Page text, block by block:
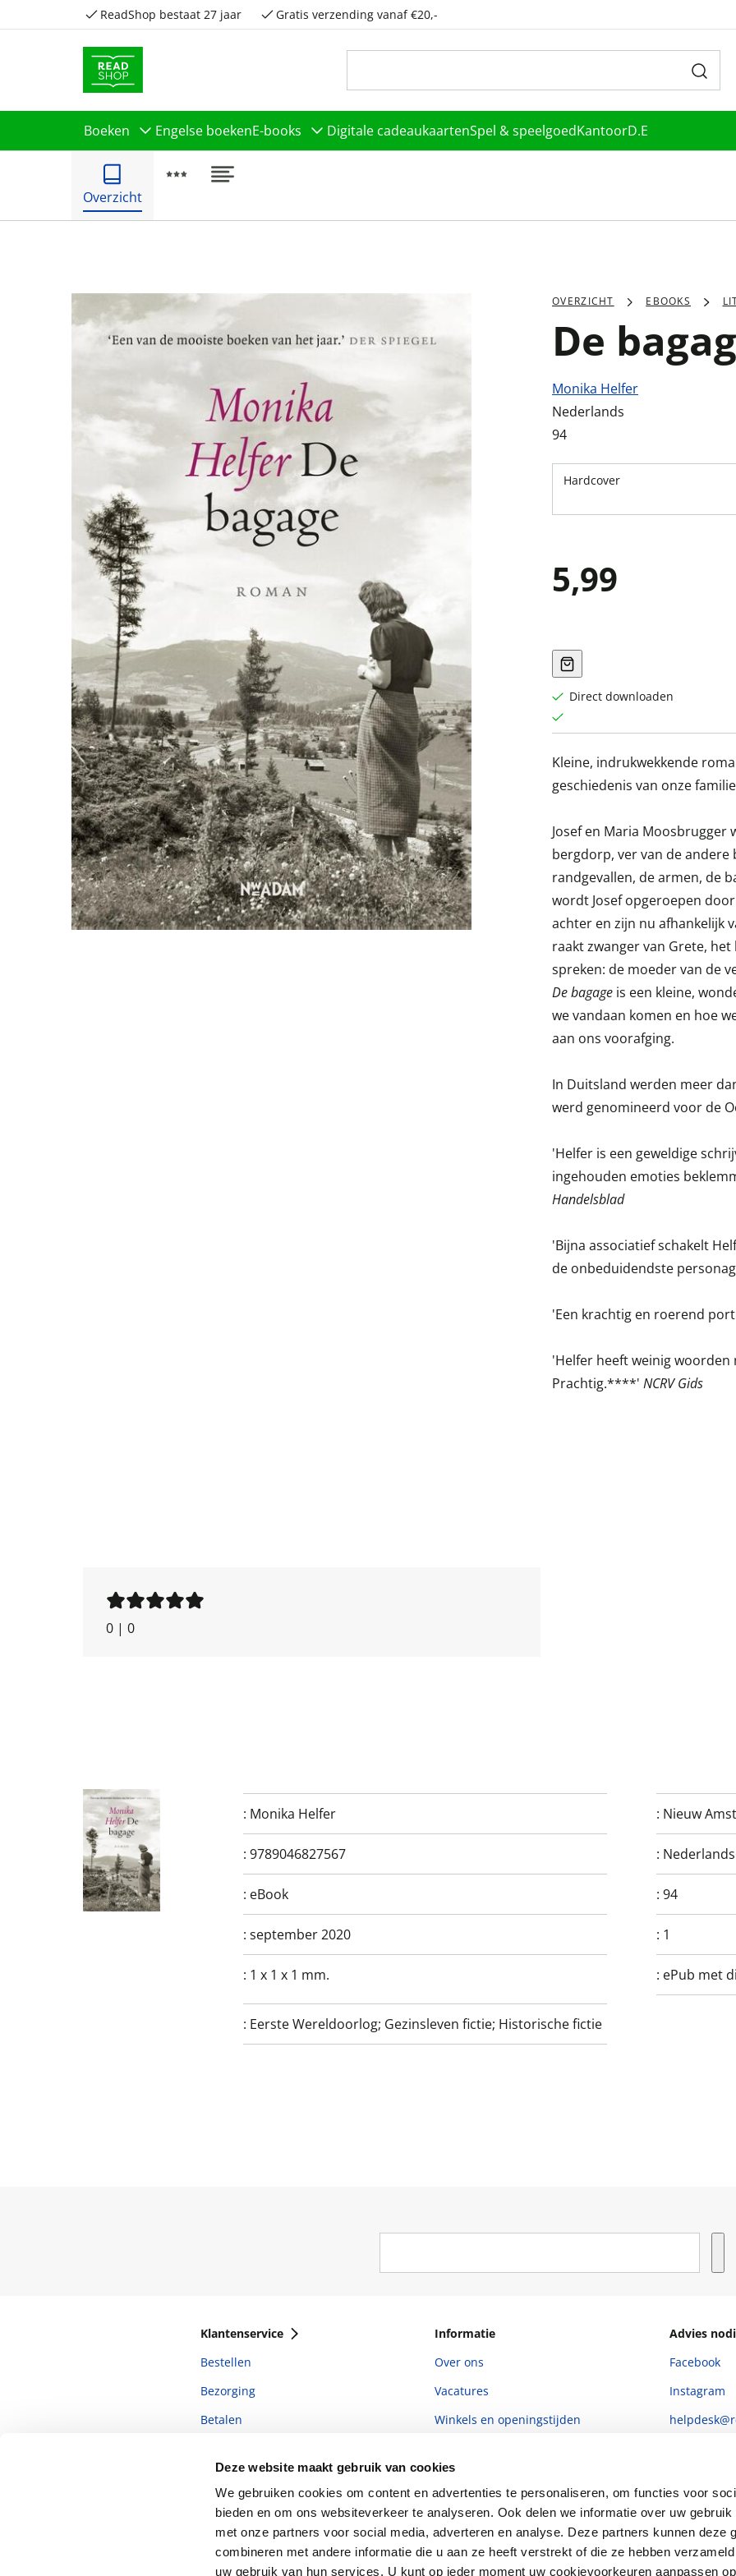
Deze website maakt gebruik van cookies
We gebruiken cookies om content en advertenties te personaliseren, om functies voor
bieden en om ons websiteverkeer te analyseren. Ook delen we informatie over uw
met onze partners voor social media, adverteren en analyse. Deze partners kunnen deze
combineren met andere informatie die u aan ze heeft verstrekt of die ze hebben
uw gebruik van hun services. U kunt op ieder moment uw cookievoorkeuren aanpassen op
ReadShop bestaat 27 jaar Gratis verzending vanaf €20,-
Boeken Engelse boekenE-books Digitale cadeaukaartenSpel & speelgoedKantoorD.E
Overzicht
OVERZICHT EBOOKS
De
Monika Helfer
Nederlands
94
Hardcover
5,99
Direct downloaden
Kleine, indrukwekkende
geschiedenis van onze
Josef en Maria
bergdorp, ver van de andere
randgevallen, de armen, de
wordt Josef opgeroepen
achter en zijn nu afhankelijk
raakt zwanger van Grete,
spreken: de moeder van de
De bagage is een kleine,
we vandaan komen en hoe
aan ons voorafging.
In Duitsland werden meer
werd genomineerd voor de
'Helfer is een geweldige
ingehouden emoties
Handelsblad
'Bijna associatief schakelt
de onbeduidendste
'Een krachtig en roerend
'Helfer heeft weinig
Prachtig.****' NCRV Gids
0 | 0
: Monika Helfer : Nieuw
: 9789046827567 : Nederlands
: eBook :94
: september 2020 : 1
: 1 x 1 x 1 mm. : ePub met
: Eerste Wereldoorlog; Gezinsleven fictie; Historische fictie
Klantenservice
Bestellen
Bezorging
Betalen
Veelgestelde vragen
Informatie
Over ons
Vacatures
Winkels en openingstijden
Ondernemer worden
Vulnerability Disclosure policy
Advies
Facebook
Instagram